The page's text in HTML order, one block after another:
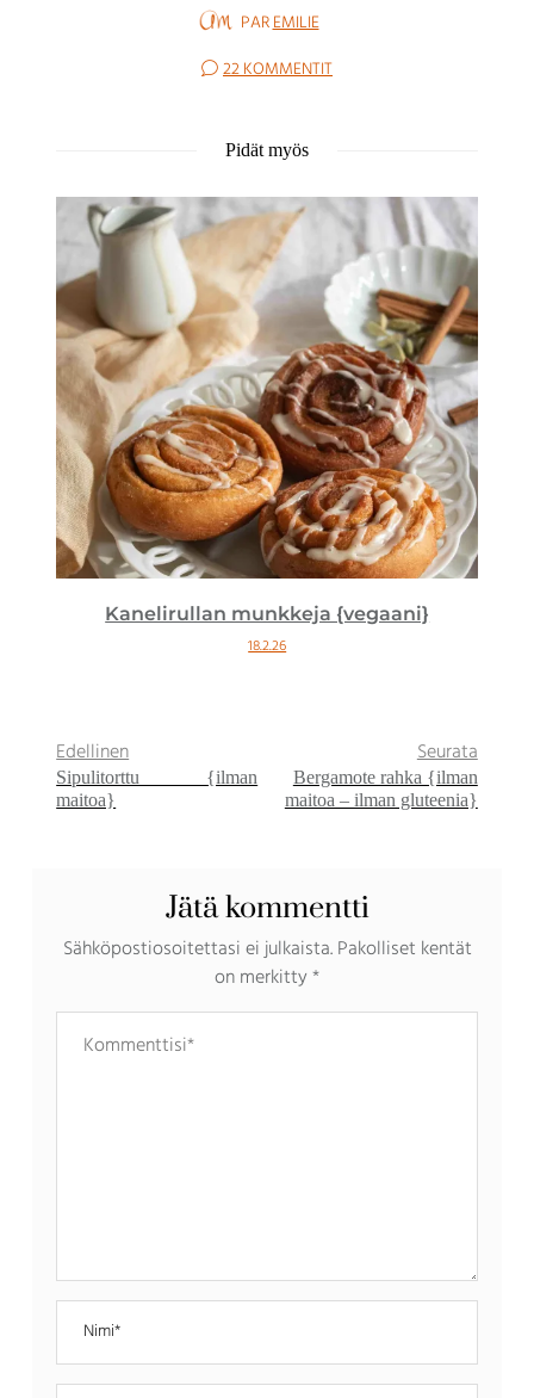
PAREMILIE
22 KOMMENTIT
Pidät myös
Kanelirullan munkkeja {vegaani}
18.2.26
Edellinen
Sipulitorttu {ilman
maitoa}
Seurata
Bergamote rahka {ilman
maitoa – ilman gluteenia}
Jätä kommentti
Sähköpostiosoitettasi ei julkaista. Pakolliset kentät
on merkitty*